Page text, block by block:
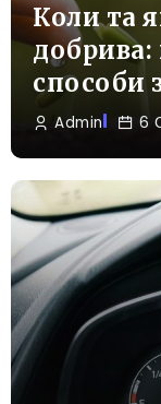
Коли та
способи
Admin 6